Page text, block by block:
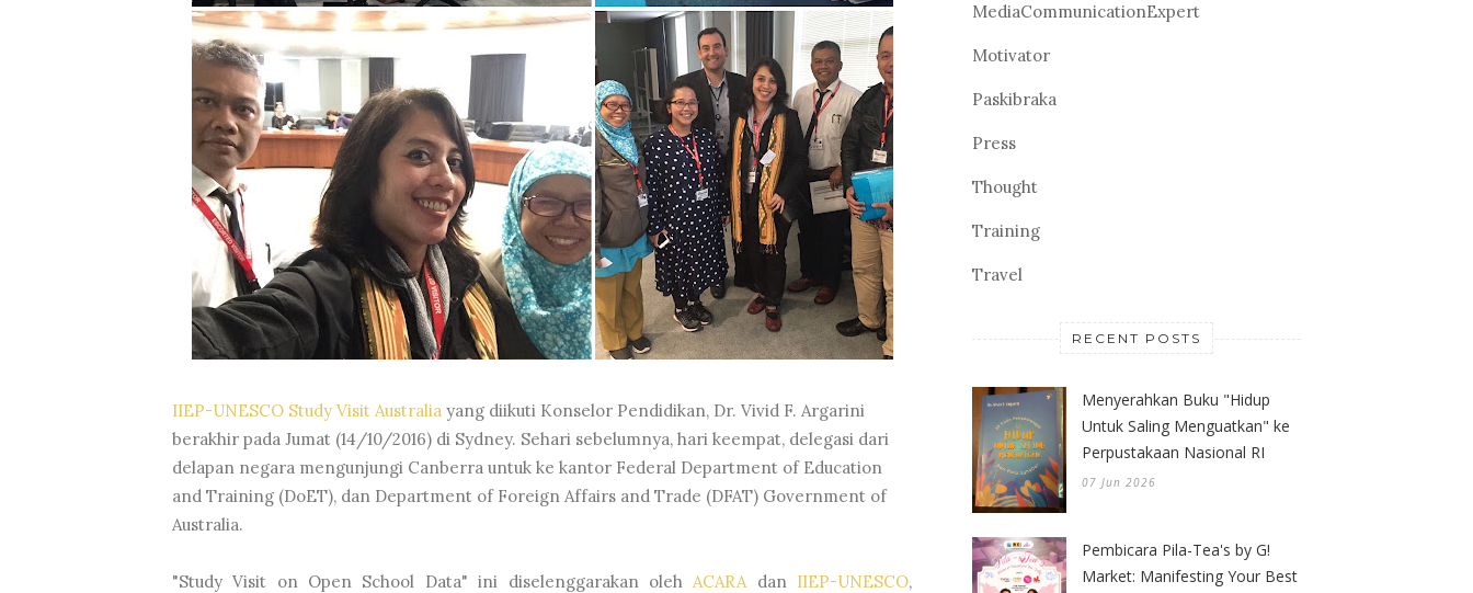
IIEP-UNESCO Study Visit Australia yang diikuti Konselor Pendidikan, Dr. Vivid F. Argarini
berakhir pada Jumat (14/10/2016) di Sydney. Sehari sebelumnya, hari keempat, delegasi dari
delapan negara mengunjungi Canberra untuk ke kantor Federal Department of Education
and Training (DoET), dan Department of Foreign Affairs and Trade (DFAT) Government of
Australia.
"Study Visit on Open School Data" ini diselenggarakan olehACARAdan IIEP-UNESCO,
MediaCommunicationExpert
Motivator
Paskibraka
Press
Thought
Training
Travel
RECENT POSTS
Menyerahkan Buku "Hidup
Untuk Saling Menguatkan" ke
Perpustakaan Nasional RI
07 Jun 2026
Pembicara Pila-Tea's by G!
Market: Manifesting Your Best